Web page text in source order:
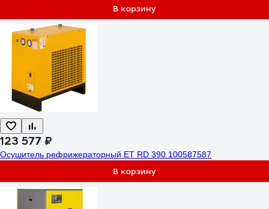
В корзину
123 577 ₽
Осушитель рефрижераторный ET RD 390 100587587
В корзину